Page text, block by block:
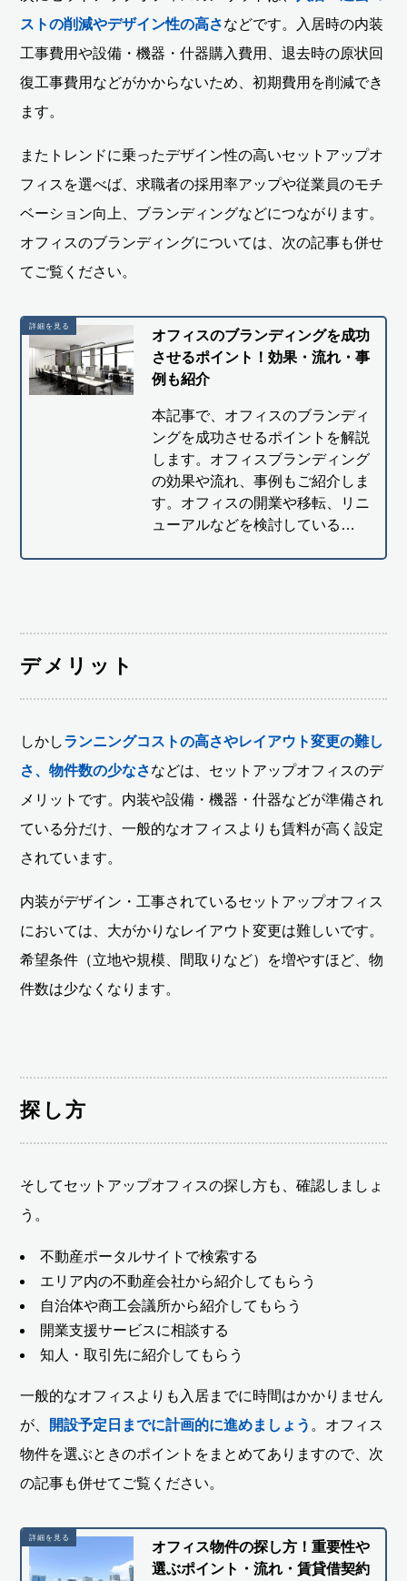
ストの削減やデザイン性の高さなどです。入居時の内装
工事費用や設備・機器・什器購入費用、退去時の原状回
復工事費用などがかからないため、初期費用を削減でき
ます。
またトレンドに乗ったデザイン性の高いセットアップオ
フィスを選べば、求職者の採用率アップや従業員のモチ
ベーション向上、ブランディングなどにつながります。
オフィスのブランディングについては、次の記事も併せ
てご覧ください。
オフィスのブランディングを成功
させるポイント！効果・流れ・事
例も紹介
本記事で、オフィスのブランディ
ングを成功させるポイントを解説
します。オフィスブランディング
の効果や流れ、事例もご紹介しま
す。オフィスの開業や移転、リニ
ューアルなどを検討している…
デメリット
しかしランニングコストの高さやレイアウト変更の難し
さ、物件数の少なさなどは、セットアップオフィスのデ
メリットです。内装や設備・機器・什器などが準備され
ている分だけ、一般的なオフィスよりも賃料が高く設定
されています。
内装がデザイン・工事されているセットアップオフィス
においては、大がかりなレイアウト変更は難しいです。
希望条件（立地や規模、間取りなど）を増やすほど、物
件数は少なくなります。
探し方
そしてセットアップオフィスの探し方も、確認しましょ
う。
不動産ポータルサイトで検索する
エリア内の不動産会社から紹介してもらう
自治体や商工会議所から紹介してもらう
開業支援サービスに相談する
知人・取引先に紹介してもらう
一般的なオフィスよりも入居までに時間はかかりません
が、 開設予定日までに計画的に進めましょう 。オフィス
物件を選ぶときのポイントをまとめてありますので、次
の記事も併せてご覧ください。
オフィス物件の探し方！重要性や
選ぶポイント・流れ・賃貸借契約